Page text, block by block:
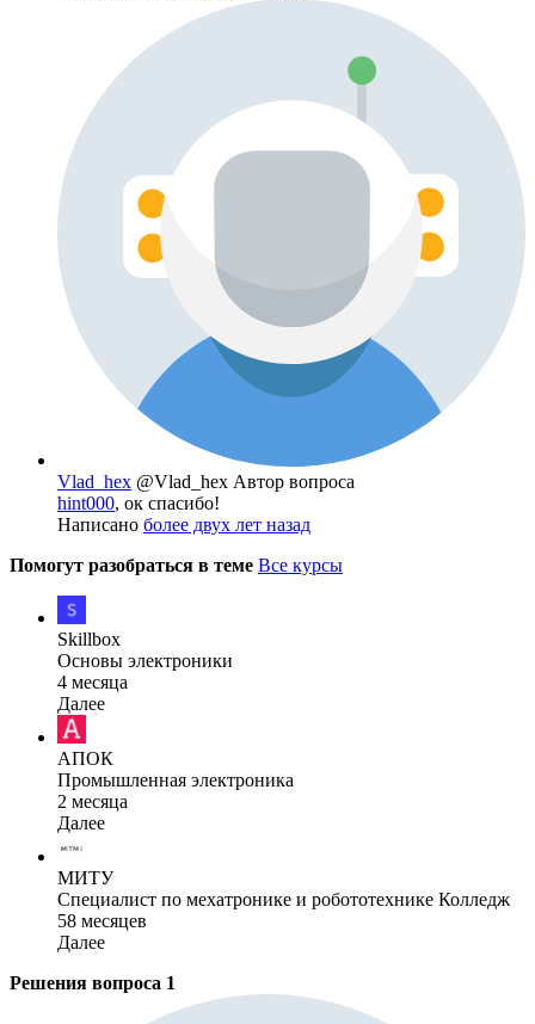
Vlad_hex @Vlad_hex Автор вопроса
hint000, ок спасибо!
Написано более двух лет назад
Помогут разобраться в теме Все курсы
Skillbox
Основы электроники
4 месяца
Далее
АПОК
Промышленная электроника
2 месяца
Далее
МИТУ
Специалист по мехатронике и робототехнике Колледж
58 месяцев
Далее
Решения вопроса 1